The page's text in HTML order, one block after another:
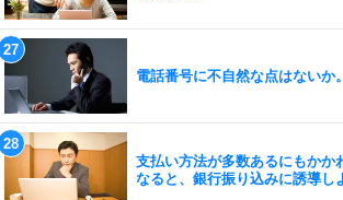
電話番号に不自然な点はないか。
支払い方法が多数あるにもかか
なると、銀行振り込みに誘導し